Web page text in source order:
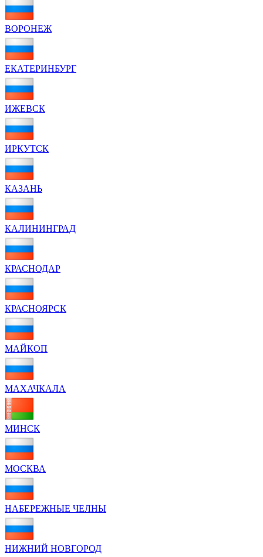
ВОРОНЕЖ
ЕКАТЕРИНБУРГ
ИЖЕВСК
ИРКУТСК
КАЗАНЬ
КАЛИНИНГРАД
КРАСНОДАР
КРАСНОЯРСК
МАЙКОП
МАХАЧКАЛА
МИНСК
МОСКВА
НАБЕРЕЖНЫЕ ЧЕЛНЫ
НИЖНИЙ НОВГОРОД